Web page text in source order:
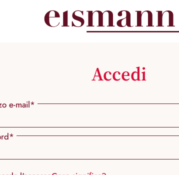
Accedi
e-mail*